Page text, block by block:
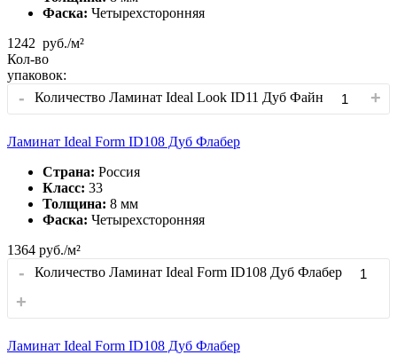
Фаска: Четырехсторонняя
1242 руб./м²
Кол-во
упаковок:
- Количество Ламинат Ideal Look ID11 Дуб Файн +
Ламинат Ideal Form ID108 Дуб Флабер
Страна: Россия
Класс: 33
Толщина: 8 мм
Фаска: Четырехсторонняя
1364 руб./м²
- Количество Ламинат Ideal Form ID108 Дуб Флабер
+
Ламинат Ideal Form ID108 Дуб Флабер